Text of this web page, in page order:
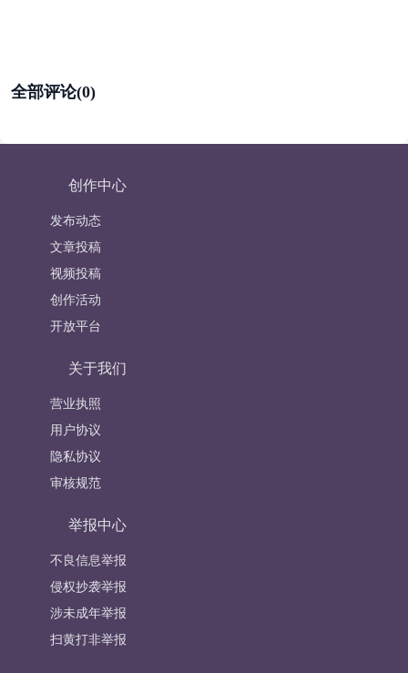
全部评论(0)
创作中心
发布动态
文章投稿
视频投稿
创作活动
开放平台
关于我们
营业执照
用户协议
隐私协议
审核规范
举报中心
不良信息举报
侵权抄袭举报
涉未成年举报
扫黄打非举报